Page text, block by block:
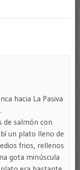
hacia La Pasiva
de salmón con
un plato lleno de
frios, rellenos
gota minúscula